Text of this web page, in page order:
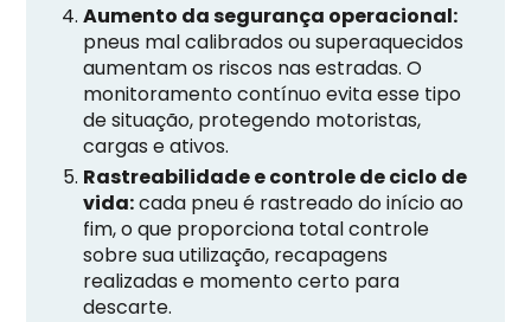
Aumento da segurança operacional:
pneus mal calibrados ou superaquecidos
aumentam os riscos nas estradas. O
monitoramento contínuo evita esse tipo
de situação, protegendo motoristas,
cargas e ativos.
Rastreabilidade e controle de ciclo de
vida:cada pneu é rastreado do início ao
fim, o que proporciona total controle
sobre sua utilização, recapagens
realizadas e momento certo para
descarte.